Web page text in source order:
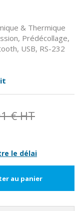
& Thermique
Prédécollage,
USB, RS-232
€ HT
le délai
au panier